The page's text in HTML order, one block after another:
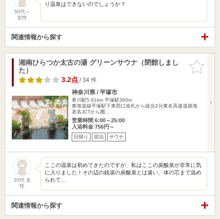
50代～
女性
り温泉はできないのでしょうか？
関連情報から探す
お気に入
りに追加
湘南ひらつか太古の湯 グリーンサウナ（閉館しまし
た）
3.2点/ 34 件
神奈川県 / 平塚市
香川駅5.91km 平塚駅360m
東海道線平塚駅下車西口改札から徒歩2分東名高速道路海
老名JCTから圏…
営業時間 6:00～25:00
入浴料金 756円～
日帰り 宿泊 サウナ
20代 女
性
ここの温泉は初めてきたのですが、私はここの炭酸泉が非常に気
に入りました！その辺の銭湯の炭酸泉とは違い、体の芯まで温め
られて…
関連情報から探す